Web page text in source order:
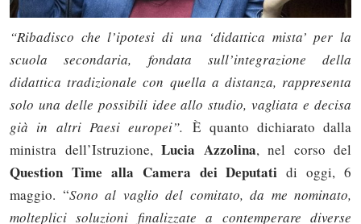
“Ribadisco che l’ipotesi di una ‘didattica mista’ per la
scuola secondaria, fondata sull’integrazione della
didattica tradizionale con quella a distanza, rappresenta
solo una delle possibili idee allo studio, vagliata e decisa
già in altri Paesi europei”.È quanto dichiarato dalla
ministra dell’Istruzione,Lucia Azzolina, nel corso del
Question Time alla Camera dei Deputati di oggi, 6
maggio. “Sono al vaglio del comitato, da me nominato,
molteplici soluzioni finalizzate a contemperare diverse